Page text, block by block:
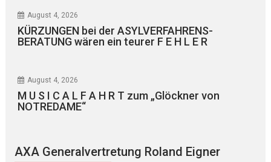
August 4, 2026
KÜRZUNGEN bei der ASYLVERFAHRENS-
BERATUNG wären ein teurer F E H L E R
August 4, 2026
M U S I C A L F A H R T zum „Glöckner von
NOTREDAME“
AXA Generalvertretung Roland Eigner